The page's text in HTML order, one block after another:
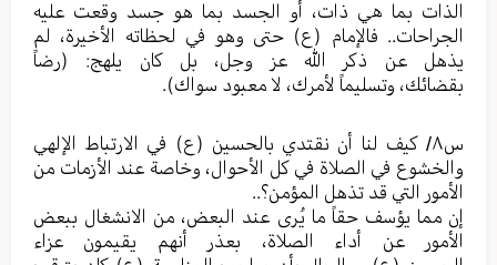
الذات بما هي ذات، أو الجسد بما هو جسد وقعت عليه
الجراحات.. فالإمام (ع) حتى وهو في لحظاته الأخيرة، لم
يذهل عن ذكر الله عز وجل، بل كان يلهج: (رضاً
بقضائك، وتسليماً لأمرك، لا معبود سواك).
س٨/ كيف لنا أن نقتدي بالحسين (ع) في الارتباط الإلهي
والخشوع في الصلاة في كل الأحوال، وخاصة عند الأزمات من
الأمور التي قد تذهل المؤمن؟..
إن مما يؤسف حقاً ما يُرى عند البعض، من الانشغال ببعض
الأمور عن أداء الصلاة، بعذر أنهم يقيمون عزاء